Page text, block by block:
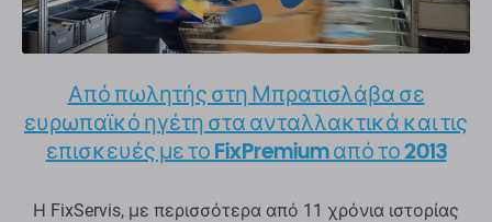
Από πωλητής στη Μπρατισλάβα σε
ευρωπαϊκό ηγέτη στα ανταλλακτικά και τις
επισκευές με το FixPremium από το 2013
Η FixServis, με περισσότερα από 11 χρόνια ιστορίας